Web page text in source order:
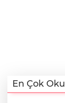
En Çok